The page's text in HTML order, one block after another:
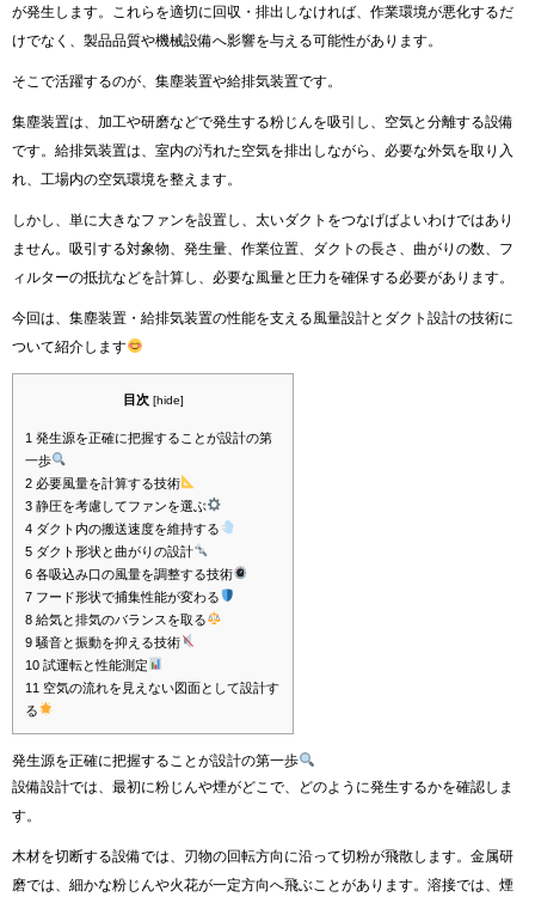
が発生します。これらを適切に回収・排出しなければ、作業環境が悪化するだ
けでなく、製品品質や機械設備へ影響を与える可能性があります。
そこで活躍するのが、集塵装置や給排気装置です。
集塵装置は、加工や研磨などで発生する粉じんを吸引し、空気と分離する設備
です。給排気装置は、室内の汚れた空気を排出しながら、必要な外気を取り入
れ、工場内の空気環境を整えます。
しかし、単に大きなファンを設置し、太いダクトをつなげばよいわけではあり
ません。吸引する対象物、発生量、作業位置、ダクトの長さ、曲がりの数、フ
ィルターの抵抗などを計算し、必要な風量と圧力を確保する必要があります。
今回は、集塵装置・給排気装置の性能を支える風量設計とダクト設計の技術に
ついて紹介します
目次 [hide]
1 発生源を正確に把握することが設計の第
一歩
2 必要風量を計算する技術
3 静圧を考慮してファンを選ぶ
4 ダクト内の搬送速度を維持する
5 ダクト形状と曲がりの設計
6 各吸込み口の風量を調整する技術
7 フード形状で捕集性能が変わる
8 給気と排気のバランスを取る
9 騒音と振動を抑える技術
10 試運転と性能測定
11 空気の流れを見えない図面として設計す
る
発生源を正確に把握することが設計の第一歩
設備設計では、最初に粉じんや煙がどこで、どのように発生するかを確認しま
す。
木材を切断する設備では、刃物の回転方向に沿って切粉が飛散します。金属研
磨では、細かな粉じんや火花が一定方向へ飛ぶことがあります。溶接では、煙